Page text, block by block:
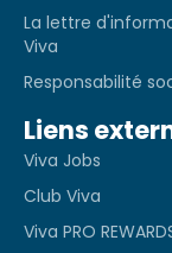
La lettre
Viva
Responsabilité
Liens
Viva Jobs
Club Viva
Viva PRO